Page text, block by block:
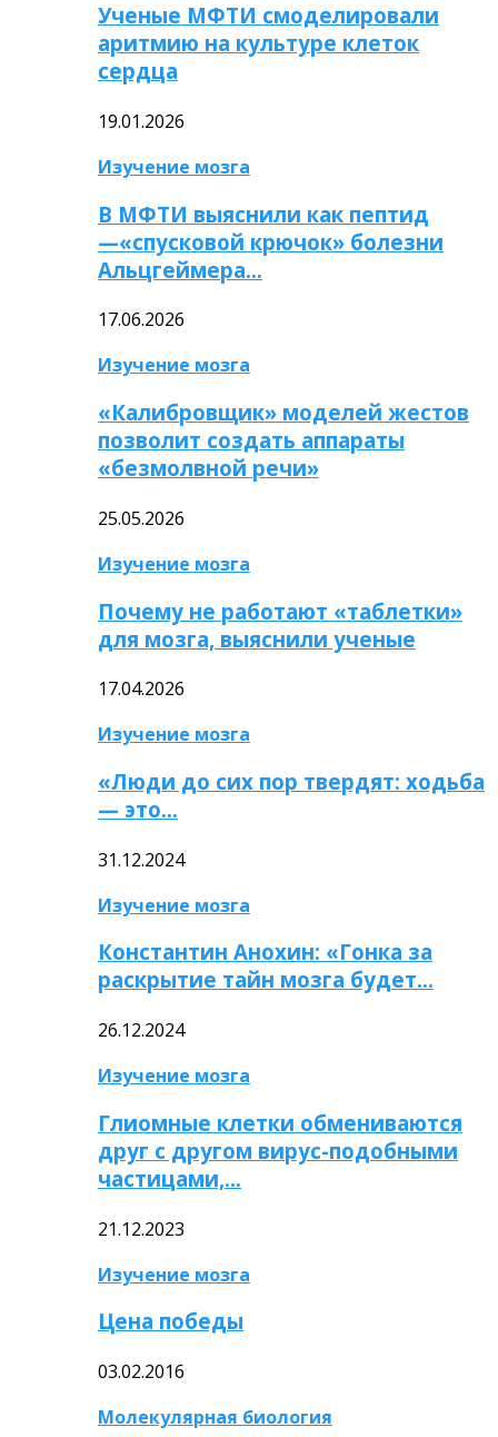
Ученые МФТИ смоделировали
аритмию на культуре клеток
сердца
19.01.2026
Изучение мозга
В МФТИ выяснили как пептид
—«спусковой крючок» болезни
Альцгеймера…
17.06.2026
Изучение мозга
«Калибровщик» моделей жестов
позволит создать аппараты
«безмолвной речи»
25.05.2026
Изучение мозга
Почему не работают «таблетки»
для мозга, выяснили ученые
17.04.2026
Изучение мозга
«Люди до сих пор твердят: ходьба
— это…
31.12.2024
Изучение мозга
Константин Анохин: «Гонка за
раскрытие тайн мозга будет…
26.12.2024
Изучение мозга
Глиомные клетки обмениваются
друг с другом вирус-подобными
частицами,…
21.12.2023
Изучение мозга
Цена победы
03.02.2016
Молекулярная биология